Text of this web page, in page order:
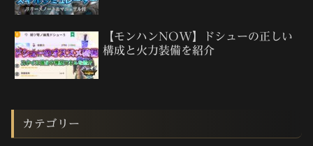
【モンハンNOW】ドシューの正しい
構成と火力装備を紹介
カテゴリー